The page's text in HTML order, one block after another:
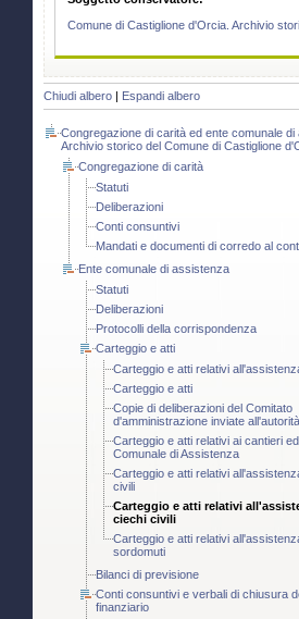
Comune di Castiglione d'Orcia. Archivio
Chiudi albero Espandi albero
Congregazione di carità ed ente comunale di
Archivio storico del Comune di Castiglione
Congregazione di carità
Statuti
Deliberazioni
Conti consuntivi
Mandati e documenti di corredo al
Ente comunale di assistenza
Statuti
Deliberazioni
Protocolli della corrispondenza
Carteggio e atti
Carteggio e atti relativi
Carteggio e atti
Copie di deliberazioni del Comitato
d'amministrazione inviate
Carteggio e atti relativi ai cantieri
Comunale di Assistenza
Carteggio e atti relativi
civili
Carteggio e atti relativi
ciechi civili
Carteggio e atti relativi
sordomuti
Bilanci di previsione
Conti consuntivi e verbali di chiusura
finanziario